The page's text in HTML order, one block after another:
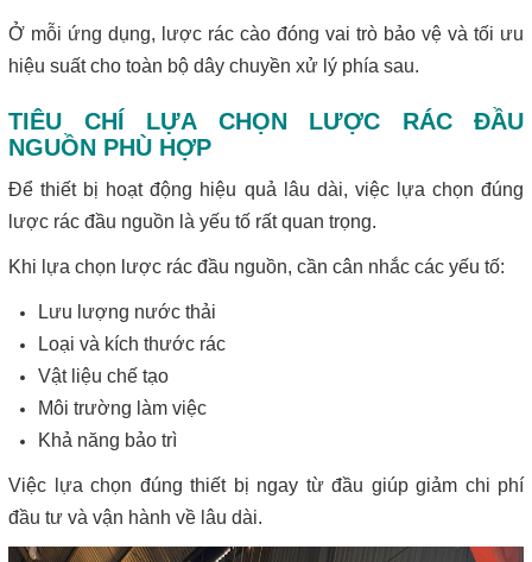
Ở mỗi ứng dụng, lược rác cào đóng vai trò bảo vệ và tối ưu
hiệu suất cho toàn bộ dây chuyền xử lý phía sau.
TIÊU CHÍ LỰA CHỌN LƯỢC RÁC ĐẦU
NGUỒN PHÙ HỢP
Để thiết bị hoạt động hiệu quả lâu dài, việc lựa chọn đúng
lược rác đầu nguồn là yếu tố rất quan trọng.
Khi lựa chọn lược rác đầu nguồn, cần cân nhắc các yếu tố:
Lưu lượng nước thải
Loại và kích thước rác
Vật liệu chế tạo
Môi trường làm việc
Khả năng bảo trì
Việc lựa chọn đúng thiết bị ngay từ đầu giúp giảm chi phí
đầu tư và vận hành về lâu dài.